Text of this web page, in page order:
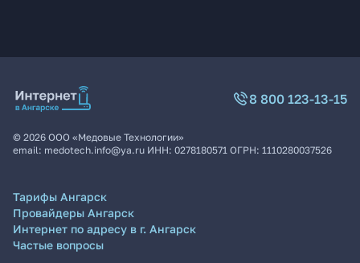
8 800 123-13-15
© 2026 ООО «Медовые Технологии»
email: medotech.info@ya.ru ИНН: 0278180571 ОГРН: 1110280037526
Тарифы Ангарск
Провайдеры Ангарск
Интернет по адресу в г. Ангарск
Частые вопросы